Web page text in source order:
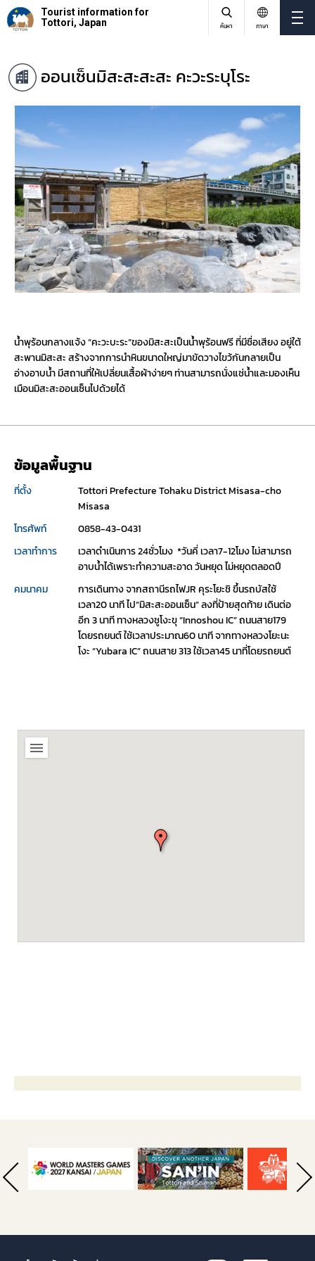
Tourist information for
Tottori, Japan
ค้นหา ภาษา
ออนเซ็นมิสะสะสะสะ คะวะระบุโระ
น้ำพุร้อนกลางแจ้ง “คะวะบะระ”ของมิสะสะเป็นน้ำพุร้อนฟรี ที่มีชื่อเสียง อยู่ใต้
สะพานมิสะสะ สร้างจากการนำหินขนาดใหญ่มาขัดวางไขว้กันกลายเป็น
อ่างอาบน้ำ มีสถานที่ให้เปลี่ยนเสื้อผ้าง่ายๆ ท่านสามารถนั่งแช่น้ำและมองเห็น
เมือนมิสะสะออนเซ็นไปด้วยได้
ข้อมูลพื้นฐาน
ที่ตั้ง
Tottori Prefecture Tohaku District Misasa-cho
Misasa
โทรศัพท์
0858-43-0431
เวลาทำการ
เวลาดำเนินการ 24ชั่วโมง  *วันคี่ เวลา7-12โมง ไม่สามารถ
อาบน้ำได้เพราะทำความสะอาด วันหยุด ไม่หยุดตลอดปี
คมนาคม
การเดินทาง จากสถานีรถไฟJR คุระโยะชิ ขึ้นรถบัสใช้
เวลา20 นาที ไป“มิสะสะออนเซ็น” ลงที่ป้ายสุดท้าย เดินต่อ
อีก 3 นาที ทางหลวงชูโงะขุ “Innoshou IC” ถนนสาย179
โดยรถยนต์ ใช้เวลาประมาณ60 นาที จากทางหลวงโยะนะ
โงะ “Yubara IC” ถนนสาย 313 ใช้เวลา45 นาที่โดยรถยนต์